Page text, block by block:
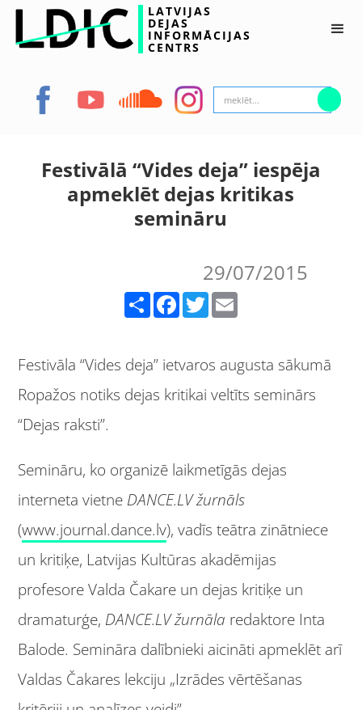
LATVIJAS
DEJAS
INFORMĀCIJAS
CENTRS
Festivālā “Vides deja” iespēja
apmeklēt dejas kritikas
semināru
29/07/2015
Facebook Twitter
Festivāla “Vides deja” ietvaros augusta sākumā
Ropažos notiks dejas kritikai veltīts seminārs
“Dejas raksti”.
Semināru, ko organizē laikmetīgās dejas
interneta vietne DANCE.LV žurnāls
(www.journal.dance.lv), vadīs teātra zinātniece
un kritiķe, Latvijas Kultūras akadēmijas
profesore Valda Čakare un dejas kritiķe un
dramaturģe, DANCE.LV žurnāla redaktore Inta
Balode. Semināra dalībnieki aicināti apmeklēt arī
Valdas Čakares lekciju „Izrādes vērtēšanas